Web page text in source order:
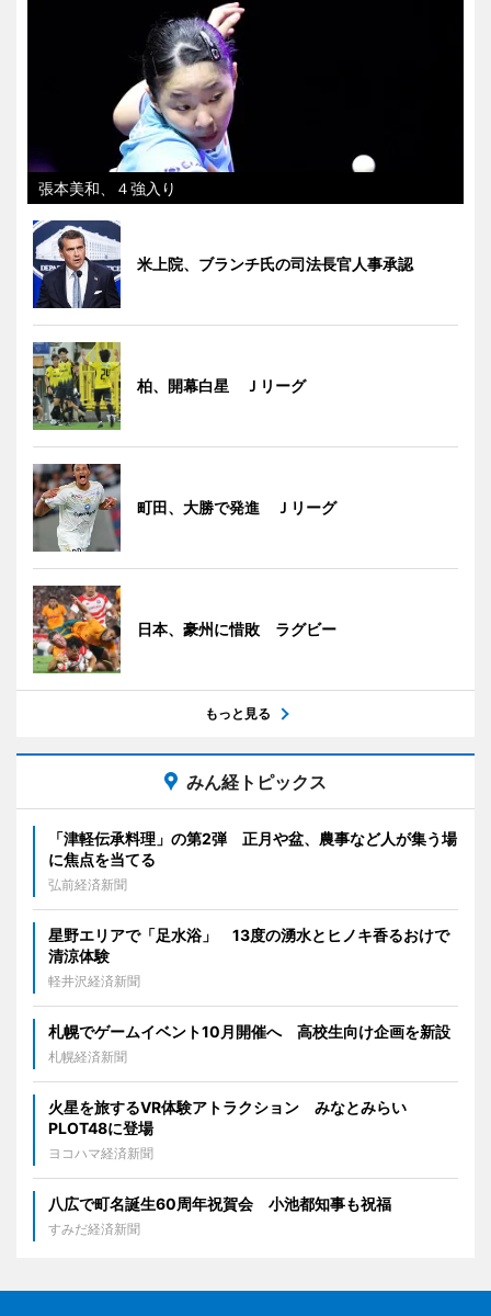
張本美和、４強入り
米上院、ブランチ氏の司法長官人事承認
柏、開幕白星 Ｊリーグ
町田、大勝で発進 Ｊリーグ
日本、豪州に惜敗 ラグビー
もっと見る
みん経トピックス
「津軽伝承料理」の第2弾 正月や盆、農事など人が集う場
に焦点を当てる
弘前経済新聞
星野エリアで「足水浴」 13度の湧水とヒノキ香るおけで
清涼体験
軽井沢経済新聞
札幌でゲームイベント10月開催へ 高校生向け企画を新設
札幌経済新聞
火星を旅するVR体験アトラクション みなとみらい
PLOT48に登場
ヨコハマ経済新聞
八広で町名誕生60周年祝賀会 小池都知事も祝福
すみだ経済新聞